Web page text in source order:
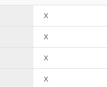
X
X
X
X